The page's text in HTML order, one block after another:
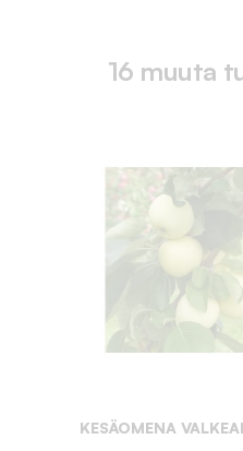
16 muuta
KESÄOMENA